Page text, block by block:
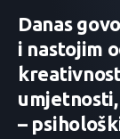
Danas
i nastojim
–